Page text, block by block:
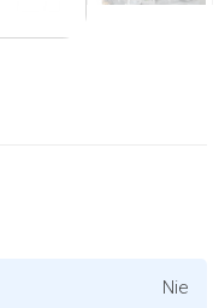
Następny
Nie